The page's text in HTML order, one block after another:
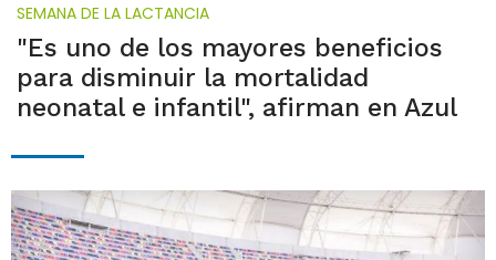
SEMANA DE LA LACTANCIA
"Es uno de los mayores beneficios
para disminuir la mortalidad
neonatal e infantil", afirman en Azul